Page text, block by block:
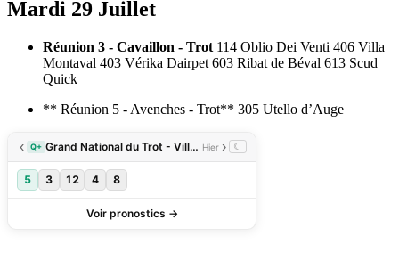
Mardi 29 Juillet
Réunion 3 - Cavaillon - Trot 114 Oblio Dei Venti 406 Villa
Montaval 403 Vérika Dairpet 603 Ribat de Béval 613 Scud
Quick
** Réunion 5 - Avenches - Trot** 305 Utello d’Auge